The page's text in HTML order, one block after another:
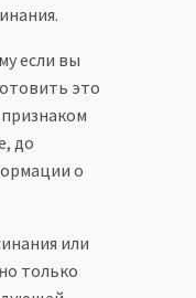
если вы
это
до
о
или
только